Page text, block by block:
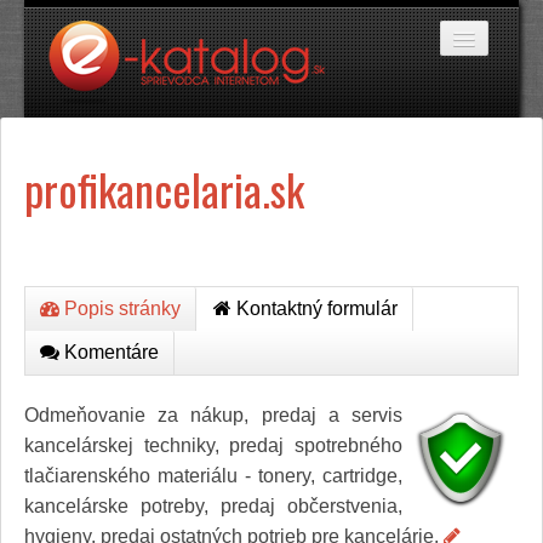
Domáce potreby
Doprava a cestovanie
Internetové obchody
Jedlo a stravovanie
Kancelárske potreby
Kozmetika a kaderníctvo
Kultúra a umenie
Obchodná činnosť
Oblečenie a módne doplnky
Priemysel
Servis
profikancelaria.sk
Popis stránky Kontaktný formulár
Komentáre
Odmeňovanie za nákup, predaj a servis
kancelárskej techniky, predaj spotrebného
tlačiarenského materiálu - tonery, cartridge,
kancelárske potreby, predaj občerstvenia,
hygieny, predaj ostatných potrieb pre kancelárie.